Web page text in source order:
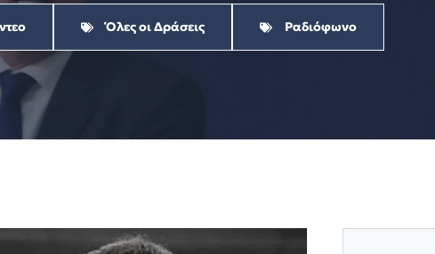
Όλες οι Δράσεις Ραδιόφωνο